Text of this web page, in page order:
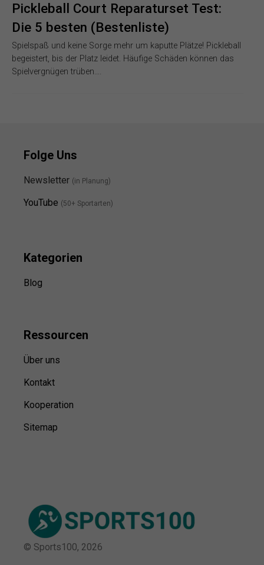
Pickleball Court Reparaturset Test:
Die 5 besten (Bestenliste)
Spielspaß und keine Sorge mehr um kaputte Plätze! Pickleball
begeistert, bis der Platz leidet. Häufige Schäden können das
Spielvergnügen trüben….
Folge Uns
Newsletter (in Planung)
YouTube (50+ Sportarten)
Kategorien
Blog
Ressourcen
Über uns
Kontakt
Kooperation
Sitemap
© Sports100, 2026